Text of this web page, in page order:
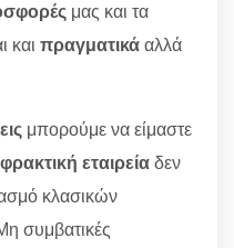
μας και τα
και πραγματικάαλλά
μπορούμε να είμαστε
εταιρείαδεν
κλασικών
συμβατικές